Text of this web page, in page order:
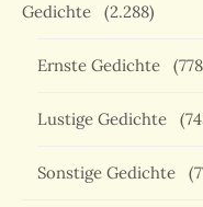
Gedichte (2.288)
Ernste Gedichte
Lustige Gedichte
Sonstige Gedichte